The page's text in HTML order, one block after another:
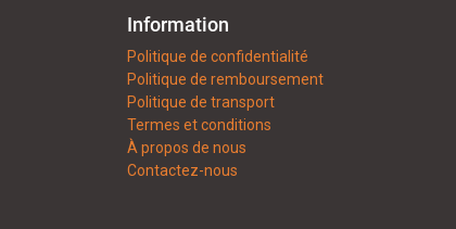
Information
Politique de confidentialité
Politique de remboursement
Politique de transport
Termes et conditions
À propos de nous
Contactez-nous